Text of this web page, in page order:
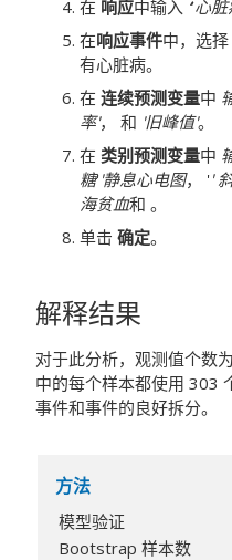
在 响应中输入 ‘’心脏
在响应事件中，选择
有心脏病。
在 连续预测变量中
率'， 和 旧峰值'。
在 类别预测变量中
糖'静息心电图， '
海贫血和 。
单击 确定。
解释结果
对于此分析，观测值个数
中的每个样本都使用 303
事件和事件的良好拆分。
方法
模型验证
Bootstrap 样本数